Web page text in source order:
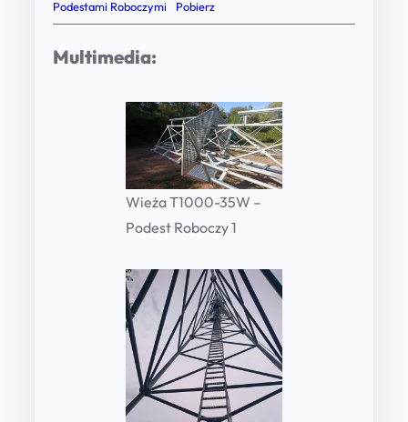
0
0
0
-
u
n
t
i
Podestami Roboczymi Pobierz
Multimedia:
Wieża T1000-35W –
Podest Roboczy 1